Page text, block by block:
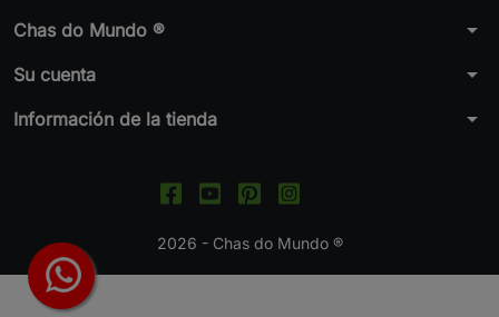
Chas do Mundo ® arrow_drop_down
Su cuenta arrow_drop_down
Información de la tienda arrow_drop_down
2026 - Chas do Mundo ®